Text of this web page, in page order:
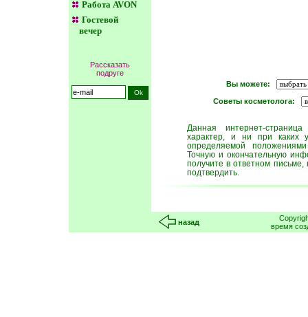
Работа AVON
Гостевой
вечер
Рассказать
подруге
Вы можете:
Советы косметолога:
Данная интернет-
характер, и ни при каких
определяемой
Точную и окончательную
получите в ответном письме,
подтвердить.
назад
время